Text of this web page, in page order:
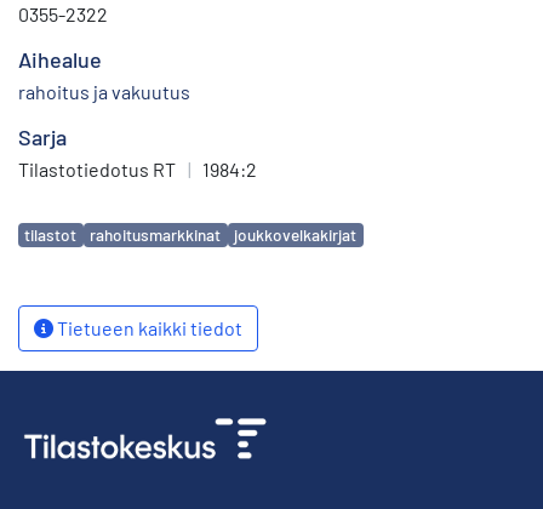
0355-2322
Aihealue
rahoitus ja vakuutus
Sarja
Tilastotiedotus RT | 1984:2
Avainsanat
tilastot rahoitusmarkkinat joukkovelkakirjat
Tietueen kaikki tiedot